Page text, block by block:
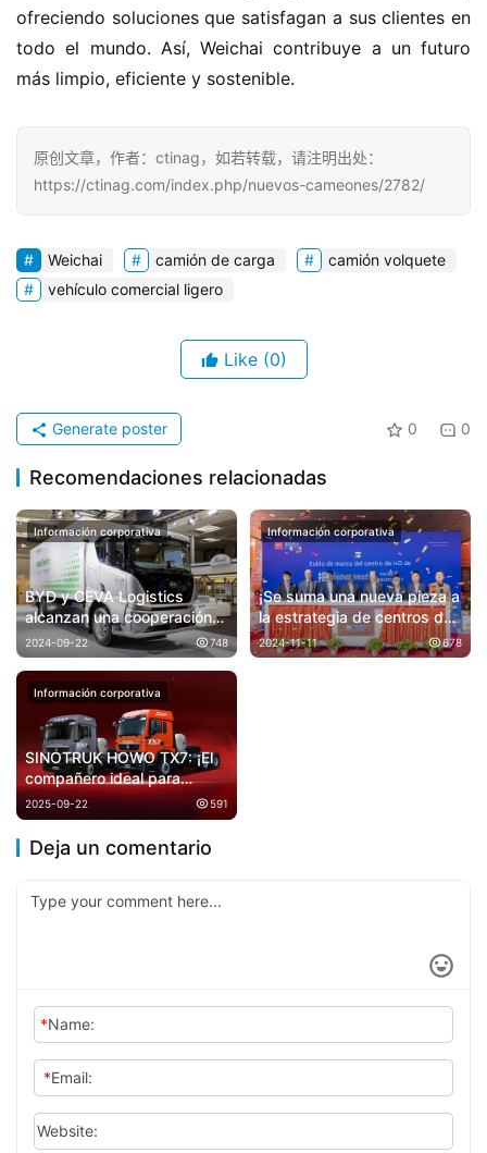
ofreciendo soluciones que satisfagan a sus clientes en
todo el mundo. Así, Weichai contribuye a un futuro
más limpio, eficiente y sostenible.
原创文章，作者：ctinag，如若转载，请注明出处：
https://ctinag.com/index.php/nuevos-cameones/2782/
Weichai camión de carga
camión volquete
vehículo comercial ligero
Like (0)
0 0
Generate poster
Recomendaciones relacionadas
BYD y CEVA Logistics
alcanzan una cooperación
para ayudar a lograr el
objetivo de
descarbonización del
sistema de transporte
terrestre europeo.
2024-09-22 748
Información corporativa
¡Se suma una nueva pieza a
la estrategia de centros de
investigación! Hoy se
inaugura el Centro de
2024-11-11 678
Información corporativa
​​SINOTRUK HOWO TX7​​: ¡El
compañero ideal para
transporte de carbón!
2025-09-22 591
Información corporativa
Deja un comentario
*Name:
*Email:
Website: